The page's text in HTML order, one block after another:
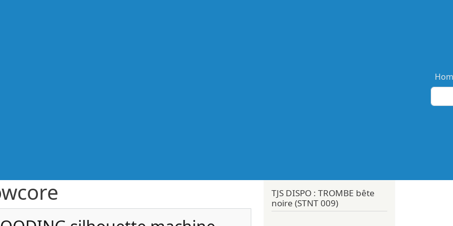
TJS DISPO : TROMBE bête
noire (STNT 009)